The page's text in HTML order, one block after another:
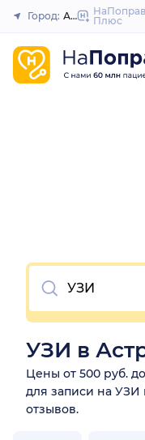
Город: Астрахань
Плюс
Очистить
УЗИ в
Цены от 500 руб.
для записи на УЗИ
отзывов.